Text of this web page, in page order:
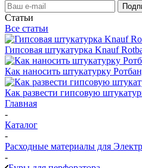
Статьи
Все статьи
Гипсовая штукатурка Knauf
Как наносить штукатурку
Как развести гипсовую
Главная
-
Каталог
-
Расходные материалы для
-